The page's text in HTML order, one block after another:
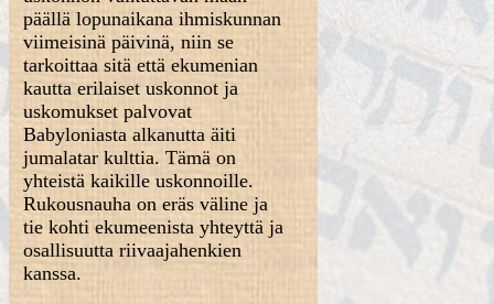
päällä lopunaikana ihmiskunnan
viimeisinä päivinä, niin se
tarkoittaa sitä että ekumenian
kautta erilaiset uskonnot ja
uskomukset palvovat
Babyloniasta alkanutta äiti
jumalatar kulttia. Tämä on
yhteistä kaikille uskonnoille.
Rukousnauha on eräs väline ja
tie kohti ekumeenista yhteyttä ja
osallisuutta riivaajahenkien
kanssa.